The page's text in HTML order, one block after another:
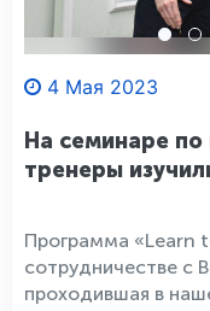
4 Мая 2023
На семинаре
тренеры
Программа «Learn
сотрудничестве с
проходившая в